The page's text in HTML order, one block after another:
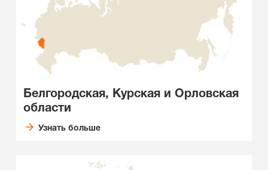
Белгородская, Курская и Орловская
области
Узнать больше